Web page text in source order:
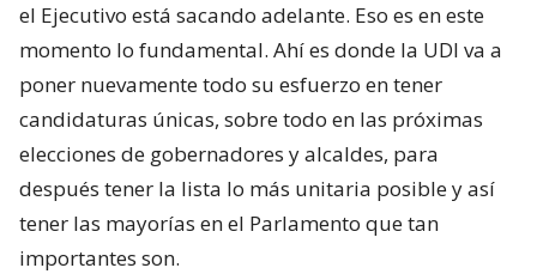
el Ejecutivo está sacando adelante. Eso es en este
momento lo fundamental. Ahí es donde la UDI va a
poner nuevamente todo su esfuerzo en tener
candidaturas únicas, sobre todo en las próximas
elecciones de gobernadores y alcaldes, para
después tener la lista lo más unitaria posible y así
tener las mayorías en el Parlamento que tan
importantes son.